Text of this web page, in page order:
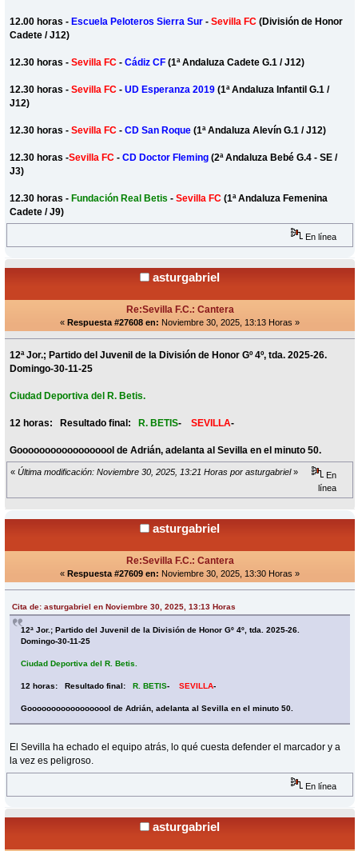
12.00 horas - Escuela Peloteros Sierra Sur -Sevilla FC(División de Honor
Cadete / J12)
12.30 horas -Sevilla FC -Cádiz CF(1ª Andaluza Cadete G.1 / J12)
12.30 horas -Sevilla FC-UD Esperanza 2019(1ª Andaluza Infantil G.1 /
J12)
12.30 horas -Sevilla FC-CD San Roque (1ª Andaluza Alevín G.1 / J12)
12.30 horas -Sevilla FC-CD Doctor Fleming(2ª Andaluza Bebé G.4 - SE /
J3)
12.30 horas - Fundación Real Betis-Sevilla FC (1ª Andaluza Femenina
Cadete / J9)
En línea
asturgabriel
Re:Sevilla F.C.: Cantera
« Respuesta #27608 en: Noviembre 30, 2025, 13:13 Horas »
12ª Jor.; Partido del Juvenil de la División de Honor Gº 4º, tda. 2025-26.
Domingo-30-11-25
Ciudad Deportiva del R. Betis.
12 horas: Resultado final: R. BETIS- SEVILLA-
Goooooooooooooooool de Adrián, adelanta al Sevilla en el minuto 50.
« Última modificación: Noviembre 30, 2025, 13:21 Horas por asturgabriel»
En
línea
asturgabriel
Re:Sevilla F.C.: Cantera
« Respuesta #27609 en: Noviembre 30, 2025, 13:30 Horas »
Cita de: asturgabriel en Noviembre 30, 2025, 13:13 Horas
12ª Jor.; Partido del Juvenil de la División de Honor Gº 4º, tda. 2025-26.
Domingo-30-11-25
Ciudad Deportiva del R. Betis.
12 horas: Resultado final: R. BETIS- SEVILLA-
Goooooooooooooooool de Adrián, adelanta al Sevilla en el minuto 50.
El Sevilla ha echado el equipo atrás, lo qué cuesta defender el marcador y a
la vez es peligroso.
En línea
asturgabriel